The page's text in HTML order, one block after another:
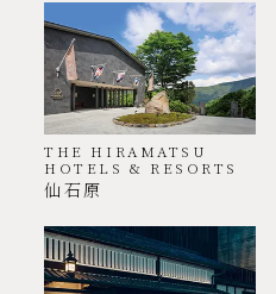
THE HIRAMATSU
HOTELS & RESORTS
仙石原